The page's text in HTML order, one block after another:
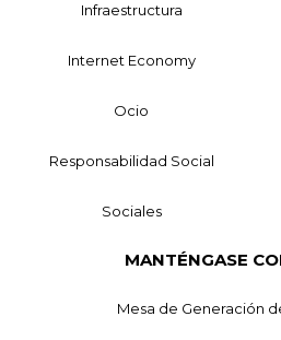
Infraestructura
Internet Economy
Ocio
Responsabilidad Social
Sociales
MANTÉNGASE
Mesa de Generación